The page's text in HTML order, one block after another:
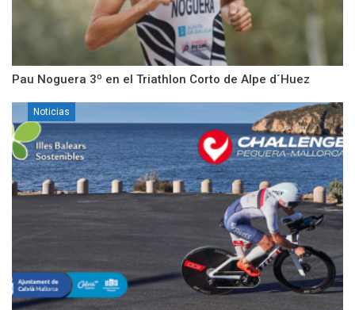
Pau Noguera 3º en el Triathlon Corto de Alpe d´Huez
Noticias